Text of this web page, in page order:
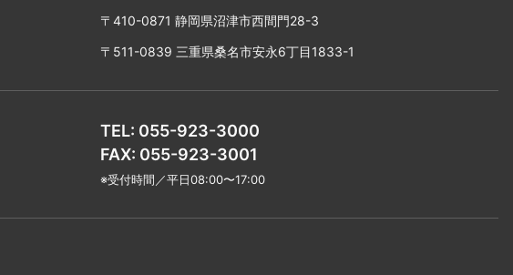
〒410-0871 静岡県沼津市西間門28-3
〒511-0839 三重県桑名市安永6丁目1833-1
TEL: 055-923-3000
FAX: 055-923-3001
※受付時間／平日08:00〜17:00